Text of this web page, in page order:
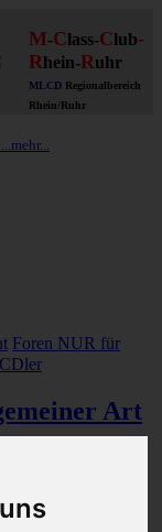
M-Class-Club-
Rhein-Ruhr
MLCD Regionalbereich
Rhein/Ruhr
...mehr...
Foren NUR für
Art